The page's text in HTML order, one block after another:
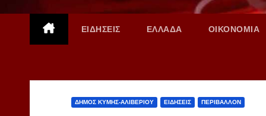
ΕΙΔΗΣΕΙΣ ΕΛΛΑΔΑ ΟΙΚΟΝΟΜΙΑ
ΔΗΜΟΣ ΚΥΜΗΣ-ΑΛΙΒΕΡΙΟΥ ΕΙΔΗΣΕΙΣ ΠΕΡΙΒΑΛΛΟΝ